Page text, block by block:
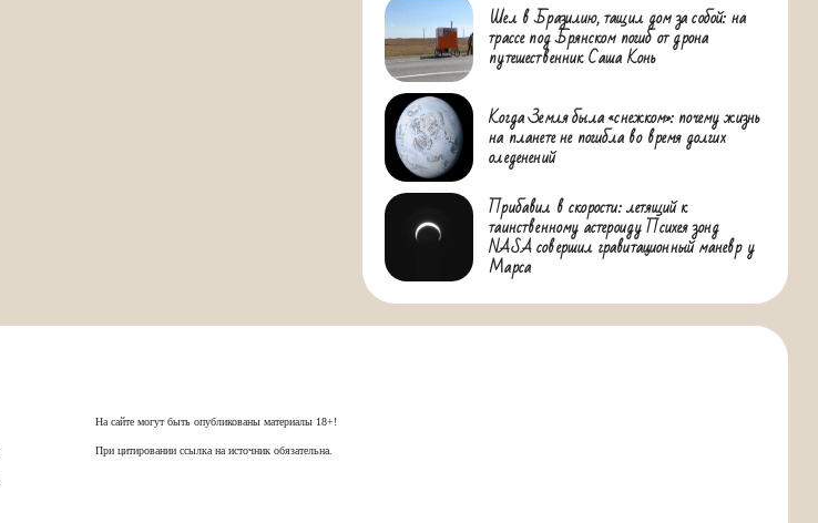
Шел в Бразилию, тащил дом за собой: на
трассе под Брянском погиб от дрона
путешественник Саша Конь
Когда Земля была «снежком»: почему жизнь
на планете не погибла во время долгих
оледенений
Прибавил в скорости: летящий к
таинственному астероиду Психея зонд
NASA совершил гравитационный маневр у
Марса
На сайте могут быть опубликованы материалы 18+!
При цитировании ссылка на источник обязательна.